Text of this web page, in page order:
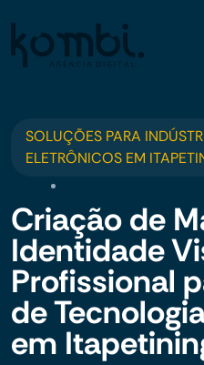
SOLUÇÕES PARA
ELETRÔNICOS EM
Criação de
Identidade
Profissional
de
em